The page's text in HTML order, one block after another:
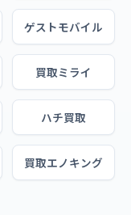
ゲストモバイル
買取ミライ
ハチ買取
買取エノキング